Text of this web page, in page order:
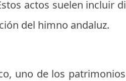
actos suelen incluir
del himno andaluz.
uno de los